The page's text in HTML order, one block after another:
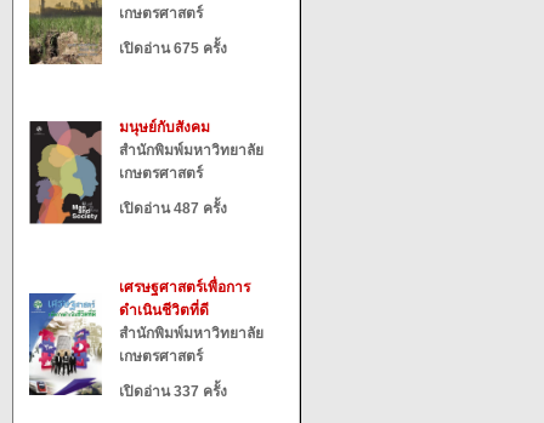
เกษตรศาสตร์
เปิดอ่าน 675 ครั้ง
มนุษย์กับสังคม
สำนักพิมพ์มหาวิทยาลัย
เกษตรศาสตร์
เปิดอ่าน 487 ครั้ง
เศรษฐศาสตร์เพื่อการ
ดำเนินชีวิตที่ดี
สำนักพิมพ์มหาวิทยาลัย
เกษตรศาสตร์
เปิดอ่าน 337 ครั้ง